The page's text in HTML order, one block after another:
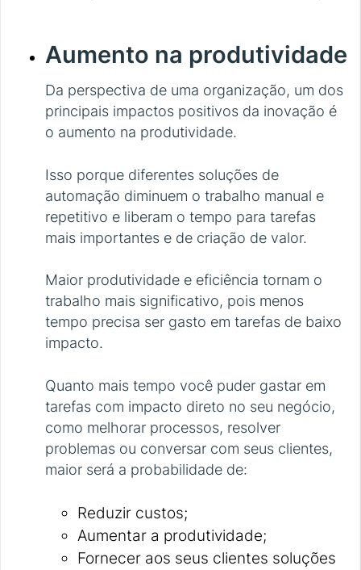
Aumento na produtividade
Da perspectiva de uma organização, um dos
principais impactos positivos da inovação é
o aumento na produtividade.
Isso porque diferentes soluções de
automação diminuem o trabalho manual e
repetitivo e liberam o tempo para tarefas
mais importantes e de criação de valor.
Maior produtividade e eficiência tornam o
trabalho mais significativo, pois menos
tempo precisa ser gasto em tarefas de baixo
impacto.
Quanto mais tempo você puder gastar em
tarefas com impacto direto no seu negócio,
como melhorar processos, resolver
problemas ou conversar com seus clientes,
maior será a probabilidade de:
Reduzir custos;
Aumentar a produtividade;
Fornecer aos seus clientes soluções